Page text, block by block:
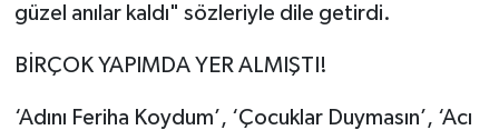
güzel anılar kaldı" sözleriyle dile getirdi.
BİRÇOK YAPIMDA YER ALMIŞTI!
‘Adını Feriha Koydum’, ‘Çocuklar Duymasın’, ‘Acı